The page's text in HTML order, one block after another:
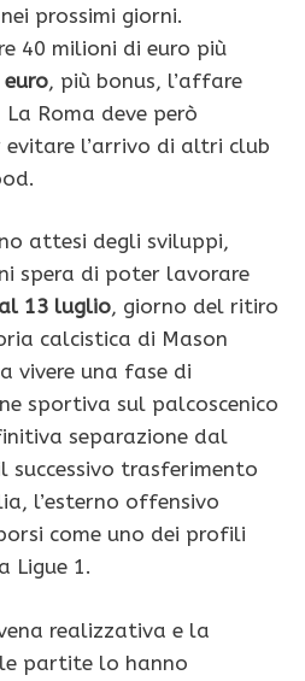
prossimi giorni.
40 milioni di euro più
, più bonus, l’affare
Roma deve però
evitare l’arrivo di altri club
attesi degli sviluppi,
spera di poter lavorare
13 luglio, giorno del ritiro
calcistica di Mason
vivere una fase di
sportiva sul palcoscenico
separazione dal
successivo trasferimento
l’esterno offensivo
come uno dei profili
Ligue 1.
realizzativa e la
partite lo hanno